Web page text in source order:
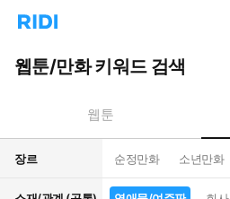
리
홈
으
턴
트
웹툰/만화 키워드 검색
웹툰
장르 순정만화 소년만화